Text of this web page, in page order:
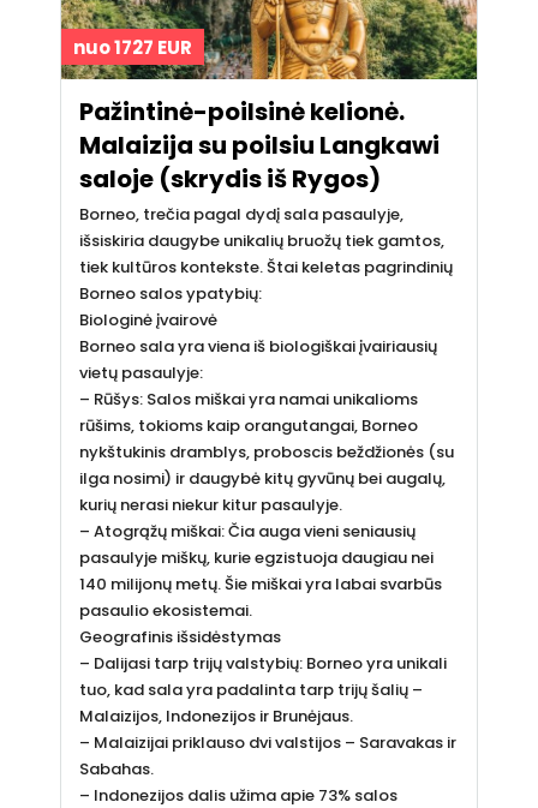
nuo 1727 EUR
Pažintinė-poilsinė kelionė.
Malaizija su poilsiu Langkawi
saloje (skrydis iš Rygos)
Borneo, trečia pagal dydį sala pasaulyje,
išsiskiria daugybe unikalių bruožų tiek gamtos,
tiek kultūros kontekste. Štai keletas pagrindinių
Borneo salos ypatybių:
Biologinė įvairovė
Borneo sala yra viena iš biologiškai įvairiausių
vietų pasaulyje:
– Rūšys: Salos miškai yra namai unikalioms
rūšims, tokioms kaip orangutangai, Borneo
nykštukinis dramblys, proboscis beždžionės (su
ilga nosimi) ir daugybė kitų gyvūnų bei augalų,
kurių nerasi niekur kitur pasaulyje.
– Atogrąžų miškai: Čia auga vieni seniausių
pasaulyje miškų, kurie egzistuoja daugiau nei
140 milijonų metų. Šie miškai yra labai svarbūs
pasaulio ekosistemai.
Geografinis išsidėstymas
– Dalijasi tarp trijų valstybių: Borneo yra unikali
tuo, kad sala yra padalinta tarp trijų šalių –
Malaizijos, Indonezijos ir Brunėjaus.
– Malaizijai priklauso dvi valstijos – Saravakas ir
Sabahas.
– Indonezijos dalis užima apie 73% salos